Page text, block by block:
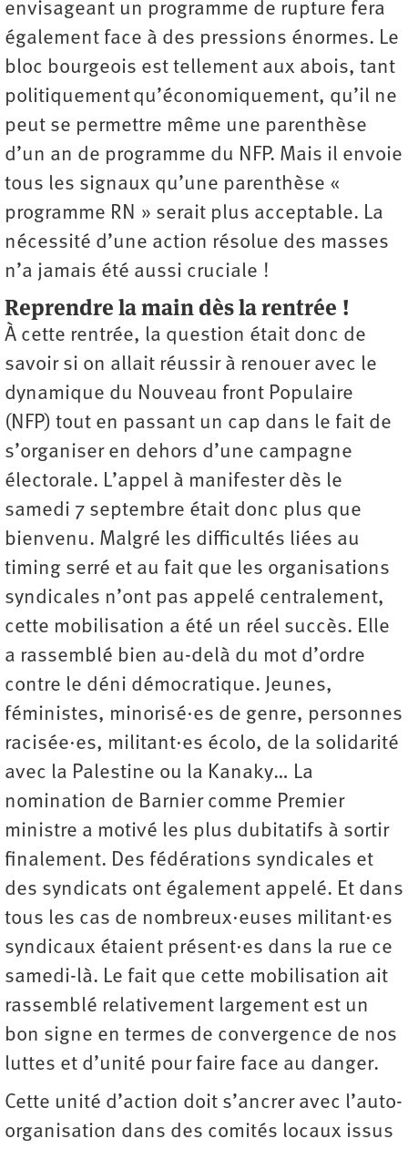
envisageant un programme de rupture fera
également face à des pressions énormes. Le
bloc bourgeois est tellement aux abois, tant
politiquement qu’économiquement, qu’il ne
peut se permettre même une parenthèse
d’un an de programme du NFP. Mais il envoie
tous les signaux qu’une parenthèse «
programme RN » serait plus acceptable. La
nécessité d’une action résolue des masses
n’a jamais été aussi cruciale !
Reprendre la main dès la rentrée !
À cette rentrée, la question était donc de
savoir si on allait réussir à renouer avec le
dynamique du Nouveau front Populaire
(NFP) tout en passant un cap dans le fait de
s’organiser en dehors d’une campagne
électorale. L’appel à manifester dès le
samedi 7 septembre était donc plus que
bienvenu. Malgré les difficultés liées au
timing serré et au fait que les organisations
syndicales n’ont pas appelé centralement,
cette mobilisation a été un réel succès. Elle
a rassemblé bien au-delà du mot d’ordre
contre le déni démocratique. Jeunes,
féministes, minorisé·es de genre, personnes
racisée·es, militant·es écolo, de la solidarité
avec la Palestine ou la Kanaky… La
nomination de Barnier comme Premier
ministre a motivé les plus dubitatifs à sortir
finalement. Des fédérations syndicales et
des syndicats ont également appelé. Et dans
tous les cas de nombreux·euses militant·es
syndicaux étaient présent·es dans la rue ce
samedi-là. Le fait que cette mobilisation ait
rassemblé relativement largement est un
bon signe en termes de convergence de nos
luttes et d’unité pour faire face au danger.
Cette unité d’action doit s’ancrer avec l’auto-
organisation dans des comités locaux issus